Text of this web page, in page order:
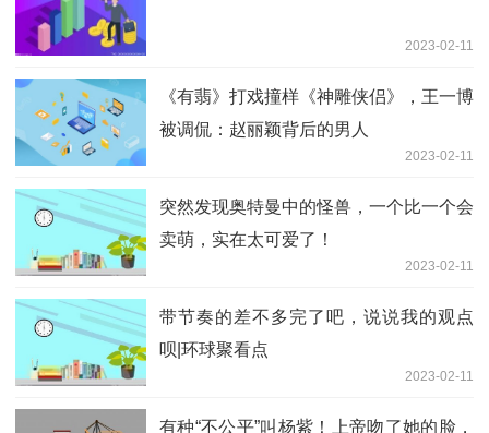
2023-02-11
《有翡》打戏撞样《神雕侠侣》，王一博
被调侃：赵丽颖背后的男人
2023-02-11
突然发现奥特曼中的怪兽，一个比一个会
卖萌，实在太可爱了！
2023-02-11
带节奏的差不多完了吧，说说我的观点
呗|环球聚看点
2023-02-11
有种“不公平”叫杨紫！上帝吻了她的脸，